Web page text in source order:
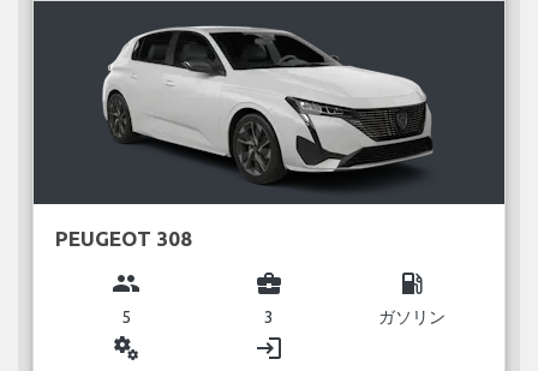
PEUGEOT 308
group
5
business_center
3
local_gas_station
ガソリン
miscellaneous_services login